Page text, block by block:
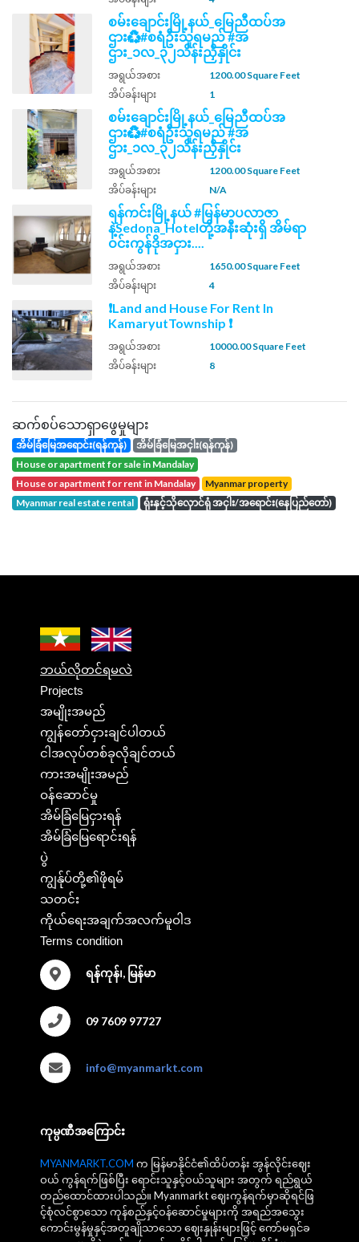
စမ်းချောင်းမြို့နယ်_မြေညီထပ်အ
ဌား♻️#စရံဦးသူရမည် #အ
ဌား_၁လ_၃၂သိန်းညှိနှိုင်း
အရွယ်အစား
1200.00 Square Feet
အိပ်ခန်းများ
1
စမ်းချောင်းမြို့နယ်_မြေညီထပ်အ
ဌား♻️#စရံဦးသူရမည် #အ
ဌား_၁လ_၃၂သိန်းညှိနှိုင်း
အရွယ်အစား
1200.00 Square Feet
အိပ်ခန်းများ
N/A
ရန်ကင်းမြို့နယ် #မြန်မာပလာဇာ
နဲ့Sedona_Hotelတို့အနီးဆုံးရှိ အိမ်ရာ
ဝင်းကွန်ဒိုအငှား....
အရွယ်အစား
1650.00 Square Feet
အိပ်ခန်းများ
4
❗Land and House For Rent In
KamaryutTownship ❗
အရွယ်အစား
10000.00 Square Feet
အိပ်ခန်းများ
8
ဆက်စပ်သောရှာဖွေမှုများ
အိမ်ခြံမြေအရောင်း(ရန်ကုန်)
အိမ်ခြံမြေအငှါး(ရန်ကုန်)
house or apartment for sale in Mandalay
house or apartment for rent in Mandalay
Myanmar property
Myanmar real estate rental
ရုံးနှင့်သိုလှောင်ရုံ အငှါး/အရောင်း(နေပြည်တော်)
ဘယ်လိုတင်ရမလဲ
Projects
အမျိုးအမည်
ကျွန်တော်ငှားချင်ပါတယ်
ငါအလုပ်တစ်ခုလိုချင်တယ်
ကားအမျိုးအမည်
ဝန်ဆောင်မှု
အိမ်ခြံမြေငှားရန်
အိမ်ခြံမြေရောင်းရန်
ပွဲ
ကျွန်ုပ်တို့၏ဖိုရမ်
သတင်း
ကိုယ်ရေးအချက်အလက်မူဝါဒ
Terms condition
ရန်ကုန်၊, မြန်မာ
09 7609 97727
info@myanmarkt.com
ကုမ္ပဏီအကြောင်း
MYANMARKT.COM က မြန်မာနိုင်ငံ၏ထိပ်တန်း အွန်လိုင်းဈေး
ဝယ် ကွန်ရက်ဖြစ်ပြီး ရောင်းသူနှင့်ဝယ်သူများ အတွက် ရည်ရွယ်
တည်ထောင်ထားပါသည်။ Myanmarkt ဈေးကွန်ရက်မှာဆိုရင်ဖြ
င့်စုံလင်စွာသော ကုန်စည်နှင့်ဝန်ဆောင်မှုများကို အရည်အသွေး
ကောင်းမွန်မှုနှင့်အတူချိုသာသော ဈေးနှုန်းများဖြင့် ကော်မရှင်ခ